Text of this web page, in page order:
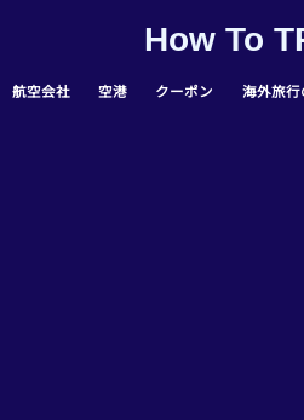
How To
航空会社 空港 クーポン 海外旅行